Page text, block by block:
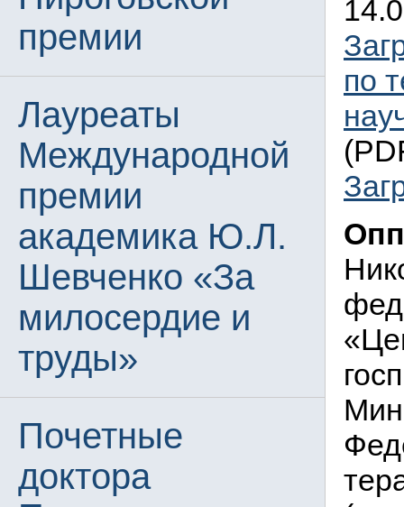
премии
Лауреаты
Международной
премии
академика Ю.Л.
Шевченко «За
милосердие и
труды»
Почетные
доктора
по